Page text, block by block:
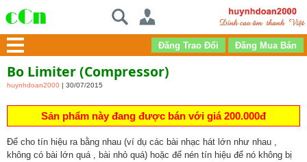
Bo Limiter (compressor)
huynhdoan2000 | 30/07/2015
Sản phẩm này đang được bán với giá 200.000đ
Để cho tín hiệu ra bằng nhau (ví dụ các bài nhạc hát lớn như nhau ,
không có bài lớn quá , bài nhỏ quá) hoặc để nén tín hiệu để nó không bị